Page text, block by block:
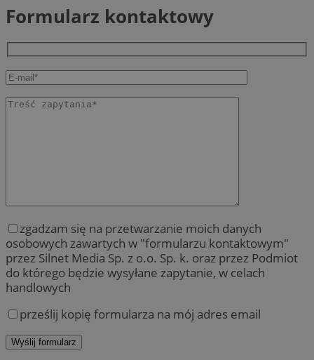
Formularz kontaktowy
zgadzam się na przetwarzanie moich danych
osobowych zawartych w "formularzu kontaktowym"
przez Silnet Media Sp. z o.o. Sp. k. oraz przez Podmiot
do którego będzie wysyłane zapytanie, w celach
handlowych
prześlij kopię formularza na mój adres email